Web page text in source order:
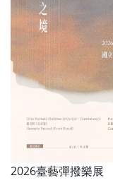
2026臺藝彈撥樂展